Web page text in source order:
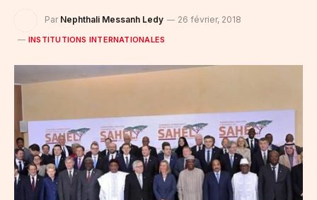
Par Nephthali Messanh Ledy 26 février, 2018
INSTITUTIONS INTERNATIONALES